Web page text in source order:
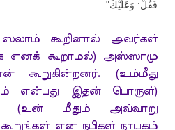
فَقُلْ: وَعَلَيْكَ"
ஸலாம் கூறினால் அவர்கள்
எனக் கூறாமல்) அஸ்ஸாமு
கூறுகின்றனர். (உம்மீது
என்பது இதன் பொருள்)
மீதும் அவ்வாறு
என நபிகள் நாயகம்